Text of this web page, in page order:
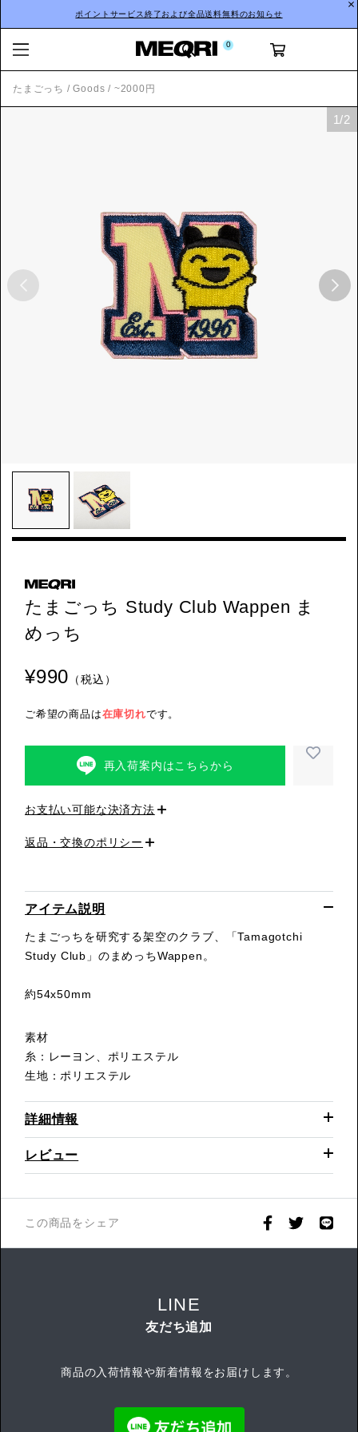
ポイントサービス終了および全品送料無料のお知らせ
0
たまごっち /Goods / ~2000円
たまごっち Study Club Wappen ま
めっち
¥990 （税込）
ご希望の商品は在庫切れです。
再入荷案内はこちらから
お支払い可能な決済方法
返品・交換のポリシー
アイテム説明
たまごっちを研究する架空のクラブ、「Tamagotchi
Study Club」のまめっちWappen。
約54x50mm
素材
糸：レーヨン、ポリエステル
生地：ポリエステル
詳細情報
レビュー
この商品をシェア
1/2
LINE
友だち追加
商品の入荷情報や新着情報をお届けします。